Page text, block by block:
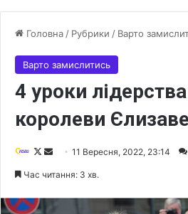
Головна / Рубрики / Варто
Варто замислитись
4 уроки
королеви
F
d
11 Вересня, 2022, 23:14
Час читання: 3 хв.